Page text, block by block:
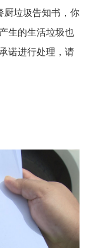
厨垃圾告知书，你
生的生活垃圾也
诺进行处理，请